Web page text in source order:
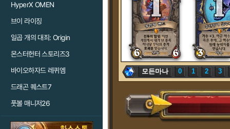
HyperX OMEN
브이 라이징
일곱 개의 대죄: Origin
몬스터헌터 스토리즈3
바이오하자드 레퀴엠
드래곤 퀘스트7
풋볼 매니저26
모든마나 0 1 2 3